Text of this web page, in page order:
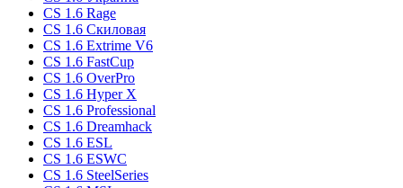
CS 1.6 Rage
CS 1.6 Скиловая
CS 1.6 Extrime V6
CS 1.6 FastCup
CS 1.6 OverPro
CS 1.6 Hyper X
CS 1.6 Professional
CS 1.6 Dreamhack
CS 1.6 ESL
CS 1.6 ESWC
CS 1.6 SteelSeries